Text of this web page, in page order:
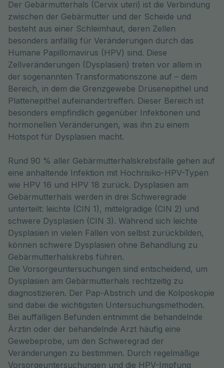
Der Gebärmutterhals (Cervix uteri) ist die Verbindung
zwischen der Gebärmutter und der Scheide und
besteht aus einer Schleimhaut, deren Zellen
besonders anfällig für Veränderungen durch das
Humane Papillomavirus (HPV) sind. Diese
Zellveränderungen (Dysplasien) treten vor allem in
der sogenannten Transformationszone auf – dem
Bereich, in dem die Grenzgewebe Drüsenepithel und
Plattenepithel aufeinandertreffen. Dieser Bereich ist
besonders empfindlich gegenüber Infektionen und
hormonellen Veränderungen, was ihn zu einem
Hotspot für Dysplasien macht.
Rund 90 % aller Gebärmutterhalskrebsfälle gehen auf
eine anhaltende Infektion mit Hochrisiko-HPV-Typen
wie HPV 16 und HPV 18 zurück. Dysplasien am
Gebärmutterhals werden in drei Schweregrade
unterteilt: leichte (CIN 1), mittelgradige (CIN 2) und
schwere Dysplasien (CIN 3). Während sich leichte
Dysplasien in vielen Fällen von selbst zurückbilden,
können schwere Dysplasien ohne Behandlung zu
Gebärmutterhalskrebs führen.
Die Vorsorgeuntersuchungen sind entscheidend, um
Dysplasien am Gebärmutterhals rechtzeitig zu
diagnostizieren. Der Pap-Abstrich und die Kolposkopie
sind dabei die wichtigsten Untersuchungsmethoden.
Bei auffälligen Befunden entnimmt die behandelnde
Ärztin oder der behandelnde Arzt häufig eine
Gewebeprobe, um den Schweregrad der
Veränderungen zu bestimmen. Durch regelmäßige
Vorsorgeuntersuchungen und die HPV-Impfung